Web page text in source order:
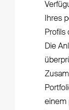
Ihres
Profils
Die
einem